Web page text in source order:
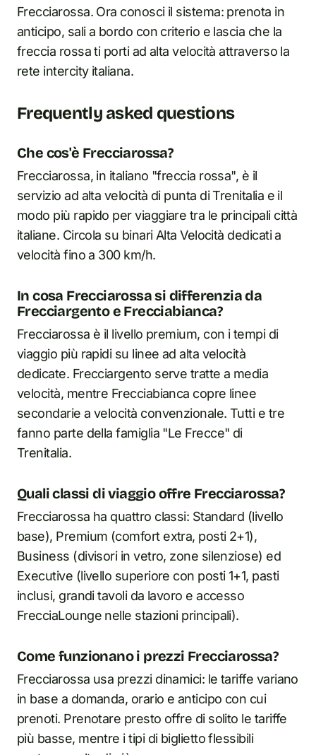
Frecciarossa. Ora conosci il sistema: prenota in
anticipo, sali a bordo con criterio e lascia che la
freccia rossa ti porti ad alta velocità attraverso la
rete intercity italiana.
Frequently asked questions
Che cos'è Frecciarossa?
Frecciarossa, in italiano "freccia rossa", è il
servizio ad alta velocità di punta di Trenitalia e il
modo più rapido per viaggiare tra le principali città
italiane. Circola su binari Alta Velocità dedicati a
velocità fino a 300 km/h.
In cosa Frecciarossa si differenzia da
Frecciargento e Frecciabianca?
Frecciarossa è il livello premium, con i tempi di
viaggio più rapidi su linee ad alta velocità
dedicate. Frecciargento serve tratte a media
velocità, mentre Frecciabianca copre linee
secondarie a velocità convenzionale. Tutti e tre
fanno parte della famiglia "Le Frecce" di
Trenitalia.
Quali classi di viaggio offre Frecciarossa?
Frecciarossa ha quattro classi: Standard (livello
base), Premium (comfort extra, posti 2+1),
Business (divisori in vetro, zone silenziose) ed
Executive (livello superiore con posti 1+1, pasti
inclusi, grandi tavoli da lavoro e accesso
FrecciaLounge nelle stazioni principali).
Come funzionano i prezzi Frecciarossa?
Frecciarossa usa prezzi dinamici: le tariffe variano
in base a domanda, orario e anticipo con cui
prenoti. Prenotare presto offre di solito le tariffe
più basse, mentre i tipi di biglietto flessibili